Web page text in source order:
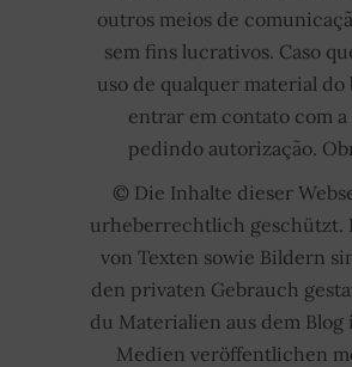
outros meios de
sem fins lucrativos. Caso
uso de qualquer material do
entrar em contato com a
pedindo autorização.
© Die Inhalte dieser
urheberrechtlich geschützt.
von Texten sowie Bildern
den privaten Gebrauch
du Materialien aus dem Blog
Medien veröffentlichen